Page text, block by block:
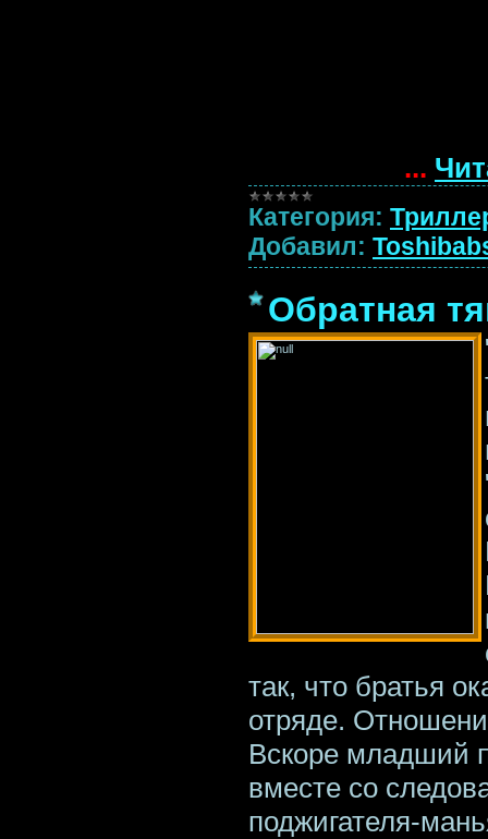
...
Категория:
Добавил:
Обратная
так, что братья
отряде.
Вскоре младший
вместе со
поджигателя-